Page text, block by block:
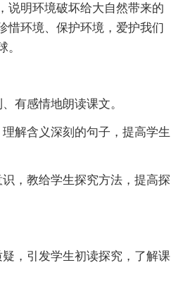
说明环境破坏给大自然带来的
惜环境、保护环境，爱护我们
有感情地朗读课文。
解含义深刻的句子，提高学生
，教给学生探究方法，提高探
，引发学生初读探究，了解课